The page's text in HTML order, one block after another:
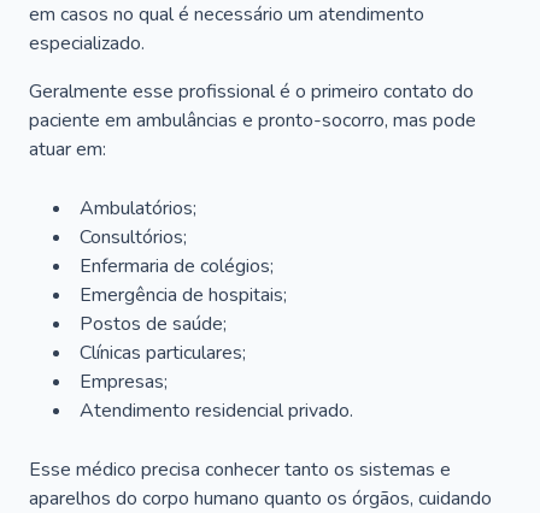
em casos no qual é necessário um atendimento
especializado.
Geralmente esse profissional é o primeiro contato do
paciente em ambulâncias e pronto-socorro, mas pode
atuar em:
Ambulatórios;
Consultórios;
Enfermaria de colégios;
Emergência de hospitais;
Postos de saúde;
Clínicas particulares;
Empresas;
Atendimento residencial privado.
Esse médico precisa conhecer tanto os sistemas e
aparelhos do corpo humano quanto os órgãos, cuidando